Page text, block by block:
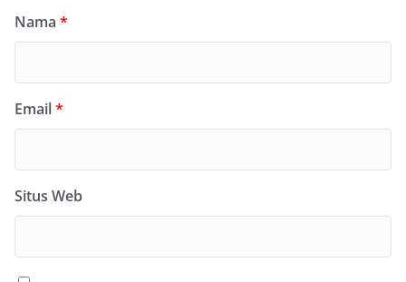
Nama *
Email*
Situs Web